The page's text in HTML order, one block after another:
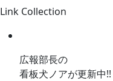
Link Collection
広報部長の
看板犬ノアが更新中!!